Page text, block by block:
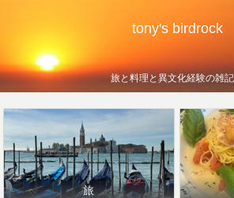
tony's birdrock
旅と料理と異文化経験の雑
旅